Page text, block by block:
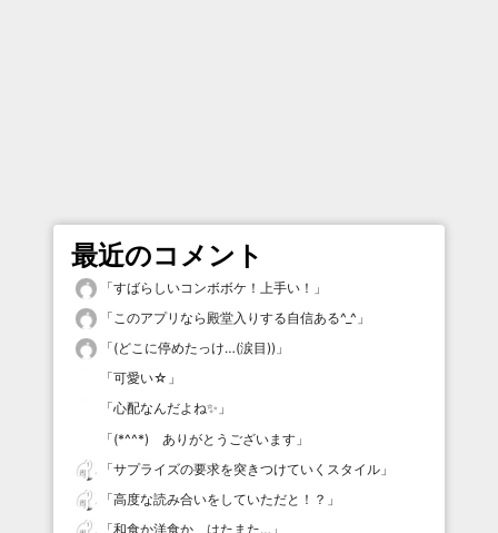
最近のコメント
「すばらしいコンボボケ！上手い！ 」
「 このアプリなら殿堂入りする自信ある^_^ 」
「(どこに停めたっけ…(涙目)) 」
「可愛い☆ 」
「心配なんだよね✨ 」
「(*^^*) ありがとうございます 」
「サプライズの要求を突きつけていくスタイル 」
「高度な読み合いをしていただと！？ 」
「和食か洋食か、はたまた… 」